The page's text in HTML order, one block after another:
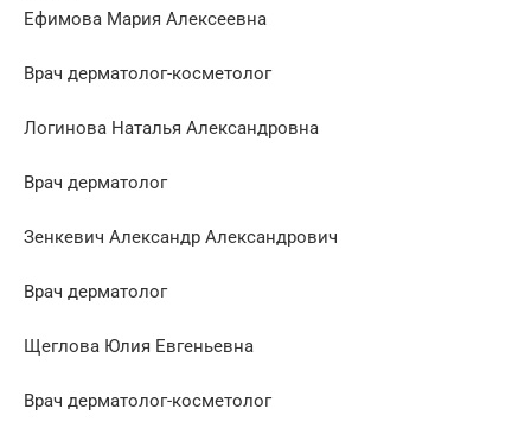
Ефимова Мария Алексеевна
Врач дерматолог-косметолог
Логинова Наталья Александровна
Врач дерматолог
Зенкевич Александр Александрович
Врач дерматолог
Щеглова Юлия Евгеньевна
Врач дерматолог-косметолог